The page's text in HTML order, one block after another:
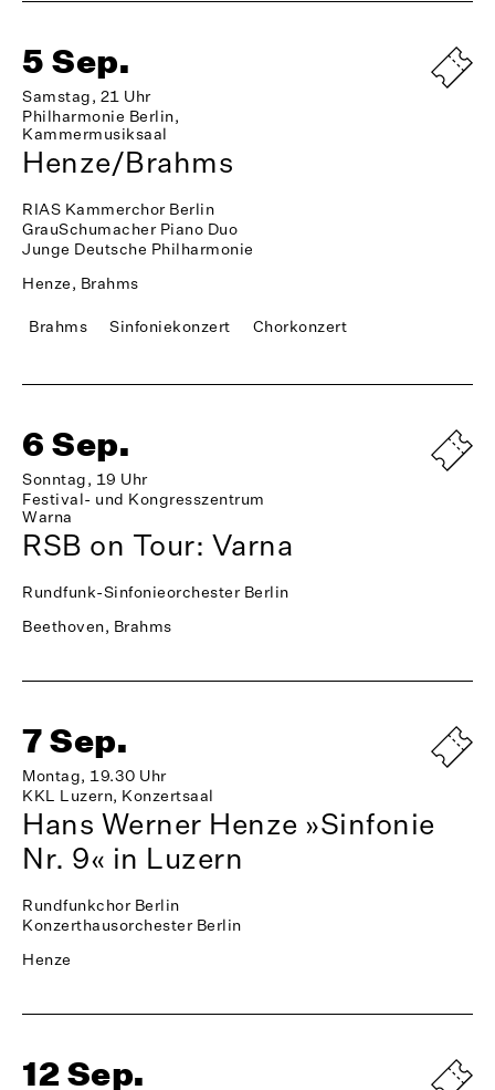
5 Sep.
Samstag, 21 Uhr
Philharmonie Berlin,
Kammermusiksaal
Henze/Brahms
RIAS Kammerchor Berlin
GrauSchumacher Piano Duo
Junge Deutsche Philharmonie
Henze, Brahms
Brahms Sinfoniekonzert Chorkonzert
6 Sep.
Sonntag, 19 Uhr
Festival- und Kongresszentrum
Warna
RSB on Tour: Varna
Rundfunk-Sinfonieorchester Berlin
Beethoven, Brahms
7 Sep.
Montag, 19.30 Uhr
KKL Luzern, Konzertsaal
Hans Werner Henze »Sinfonie
Nr. 9« in Luzern
Rundfunkchor Berlin
Konzerthausorchester Berlin
Henze
12 Sep.